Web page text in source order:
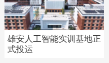
持续升温 多
假
“红军长